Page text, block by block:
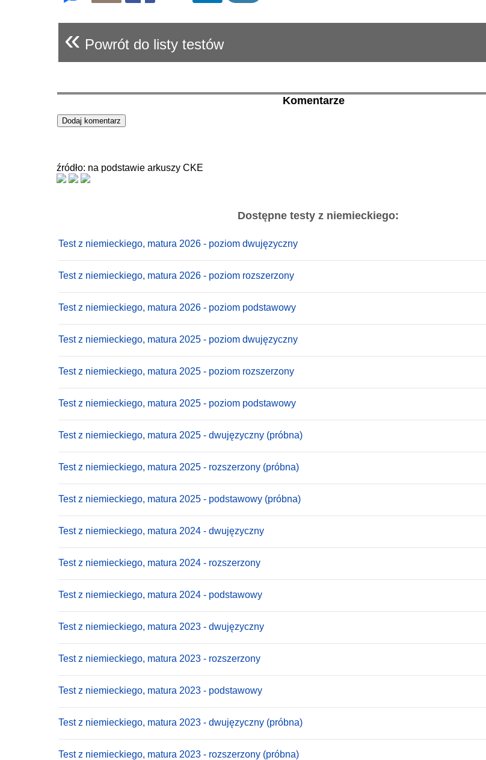
« Powrót do listy testów
Komentarze
źródło: na podstawie arkuszy CKE
Dostępne testy z niemieckiego:
Test z niemieckiego, matura 2026 - poziom dwujęzyczny
Test z niemieckiego, matura 2026 - poziom rozszerzony
Test z niemieckiego, matura 2026 - poziom podstawowy
Test z niemieckiego, matura 2025 - poziom dwujęzyczny
Test z niemieckiego, matura 2025 - poziom rozszerzony
Test z niemieckiego, matura 2025 - poziom podstawowy
Test z niemieckiego, matura 2025 - dwujęzyczny (próbna)
Test z niemieckiego, matura 2025 - rozszerzony (próbna)
Test z niemieckiego, matura 2025 - podstawowy (próbna)
Test z niemieckiego, matura 2024 - dwujęzyczny
Test z niemieckiego, matura 2024 - rozszerzony
Test z niemieckiego, matura 2024 - podstawowy
Test z niemieckiego, matura 2023 - dwujęzyczny
Test z niemieckiego, matura 2023 - rozszerzony
Test z niemieckiego, matura 2023 - podstawowy
Test z niemieckiego, matura 2023 - dwujęzyczny (próbna)
Test z niemieckiego, matura 2023 - rozszerzony (próbna)